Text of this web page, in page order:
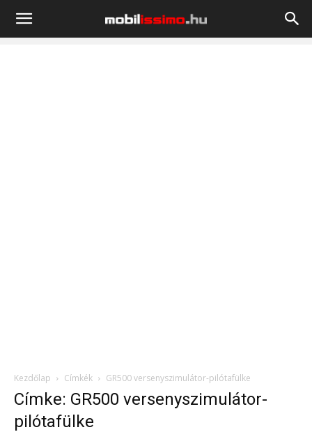
Mobilissimo.hu
Kezdőlap Címkék GR500 versenyszimulátor-pilótafülke
Címke: GR500 versenyszimulátor-
pilótafülke